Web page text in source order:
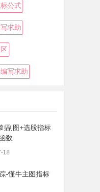
公式
求助
写求助
副图+选股指标
数
18
-懂牛主图指标